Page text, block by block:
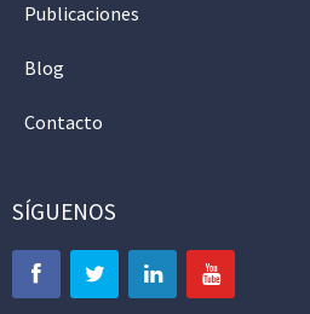
Publicaciones
Blog
Contacto
SÍGUENOS